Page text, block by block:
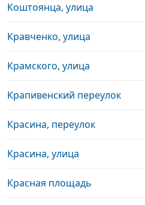
Коштоянца, улица
Кравченко, улица
Крамского, улица
Крапивенский переулок
Красина, переулок
Красина, улица
Красная площадь